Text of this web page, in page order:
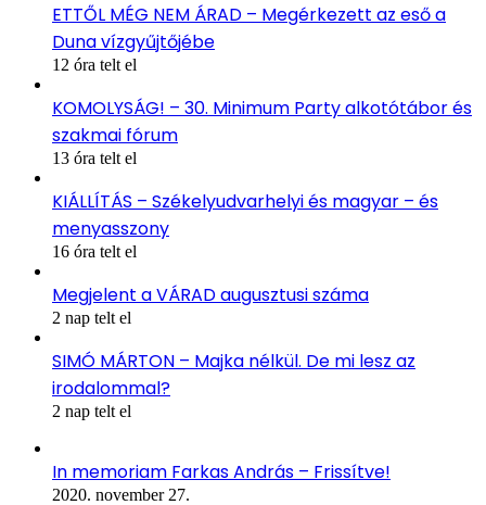
ETTŐL MÉG NEM ÁRAD – Megérkezett az eső a
Duna vízgyűjtőjébe
12 óra telt el
KOMOLYSÁG! – 30. Minimum Party alkotótábor és
szakmai fórum
13 óra telt el
KIÁLLÍTÁS – Székelyudvarhelyi és magyar – és
menyasszony
16 óra telt el
Megjelent a VÁRAD augusztusi száma
2 nap telt el
SIMÓ MÁRTON – Majka nélkül. De mi lesz az
irodalommal?
2 nap telt el
In memoriam Farkas András – Frissítve!
2020. november 27.